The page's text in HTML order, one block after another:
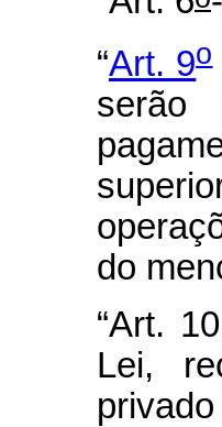
“Art. 9o
serão
do
“Art.
Lei,